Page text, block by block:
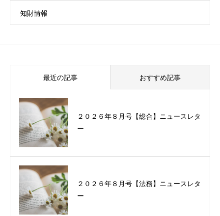
知財情報
最近の記事 おすすめ記事
２０２６年８月号【総合】ニュースレタ
ー
２０２６年８月号【法務】ニュースレタ
ー
過去に配信したニュースレターの一覧